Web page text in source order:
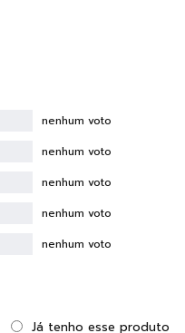
nenhum voto
nenhum voto
nenhum voto
nenhum voto
nenhum voto
Já tenho esse produto